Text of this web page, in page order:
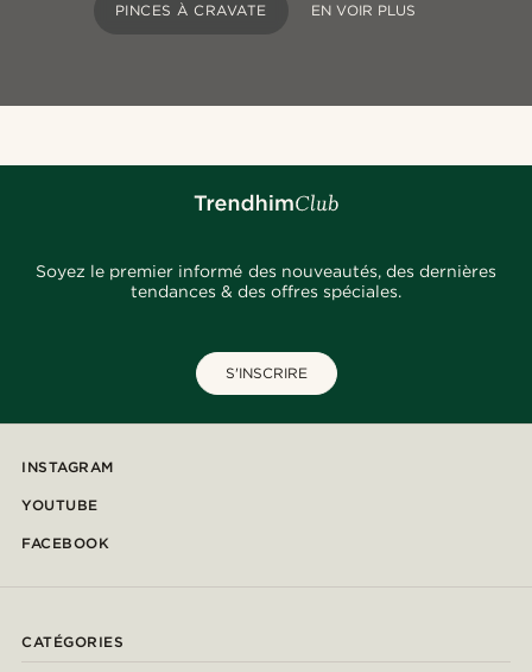
PINCES À CRAVATE EN VOIR PLUS
Soyez le premier informé des nouveautés, des dernières
tendances & des offres spéciales.
S'INSCRIRE
INSTAGRAM
YOUTUBE
FACEBOOK
CATÉGORIES